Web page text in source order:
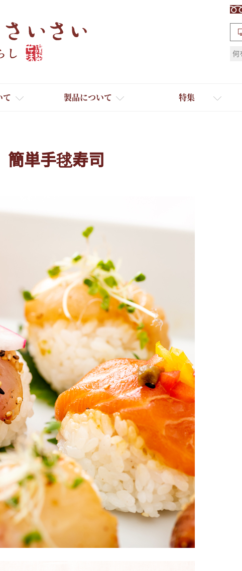
お土産・ギフト 贈る人に
て 製品について 特集
簡単手毬寿司